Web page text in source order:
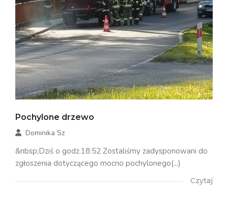
Pochylone drzewo
Dominika Sz
&nbsp;Dziś o godz.18:52 Zostaliśmy zadysponowani do
zgłoszenia dotyczącego mocno pochylonego(...)
Czytaj